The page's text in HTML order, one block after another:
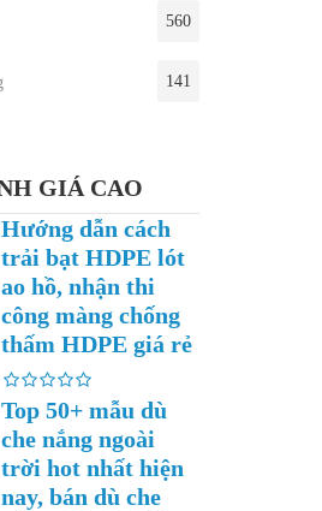
560
141
GIÁ CAO
Hướng dẫn cách
trải bạt HDPE lót
ao hồ, nhận thi
công màng chống
thấm HDPE giá rẻ
Top 50+ mẫu dù
che nắng ngoài
trời hot nhất hiện
nay, bán dù che